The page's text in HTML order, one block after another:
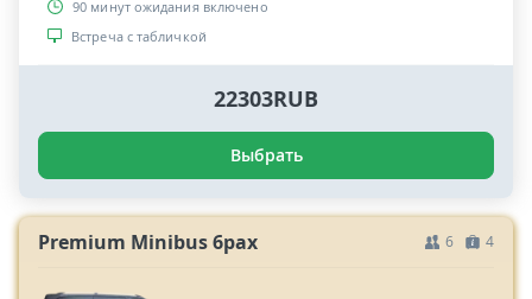
90 минут ожидания включено
Встреча с табличкой
22303RUB
Выбрать
Premium Minibus 6pax 6 4